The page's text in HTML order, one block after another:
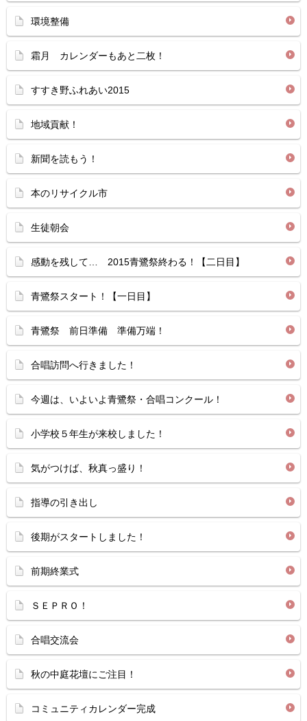
環境整備
霜月 カレンダーもあと二枚！
すすき野ふれあい2015
地域貢献！
新聞を読もう！
本のリサイクル市
生徒朝会
感動を残して… 2015青鷺祭終わる！【二日目】
青鷺祭スタート！【一日目】
青鷺祭 前日準備 準備万端！
合唱訪問へ行きました！
今週は、いよいよ青鷺祭・合唱コンクール！
小学校５年生が来校しました！
気がつけば、秋真っ盛り！
指導の引き出し
後期がスタートしました！
前期終業式
ＳＥＰＲＯ！
合唱交流会
秋の中庭花壇にご注目！
コミュニティカレンダー完成